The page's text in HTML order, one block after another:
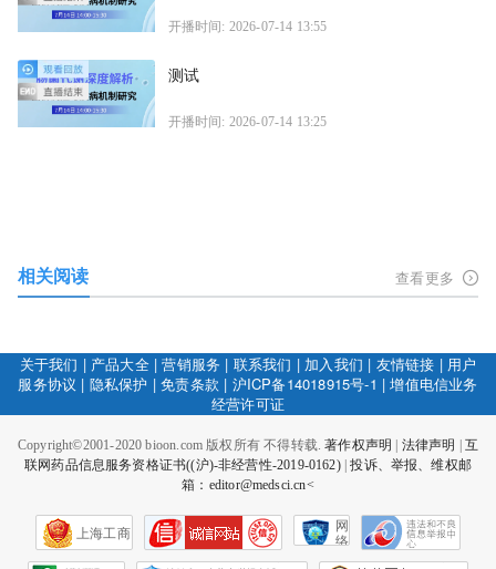
开播时间: 2026-07-14 13:55
测试
开播时间: 2026-07-14 13:25
相关阅读 查看更多
关于我们 | 产品大全|营销服务 | 联系我们 | 加入我们 | 友情链接 | 用户
服务协议 | 隐私保护 |免责条款 | 沪ICP备14018915号-1 |增值电信业务
经营许可证
Copyright©2001-2020 bioon.com 版权所有 不得转载.著作权声明 | 法律声明 | 互
联网药品信息服务资格证书((沪)-非经营性-2019-0162)|投诉、举报、维权邮
箱：editor@medsci.cn<
上海工商
网
络